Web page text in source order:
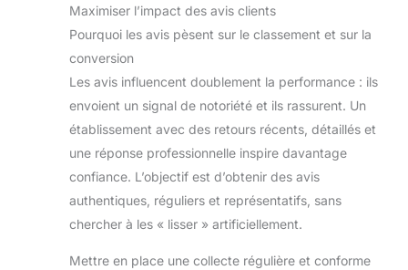
Maximiser l’impact des avis clients
Pourquoi les avis pèsent sur le classement et sur la
conversion
Les avis influencent doublement la performance : ils
envoient un signal de notoriété et ils rassurent. Un
établissement avec des retours récents, détaillés et
une réponse professionnelle inspire davantage
confiance. L’objectif est d’obtenir des avis
authentiques, réguliers et représentatifs, sans
chercher à les « lisser » artificiellement.
Mettre en place une collecte régulière et conforme